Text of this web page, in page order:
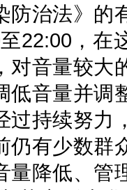
防治法》的
22:00，在
对音量较大
低音量并调
过持续努力
仍有少数群
量降低、管